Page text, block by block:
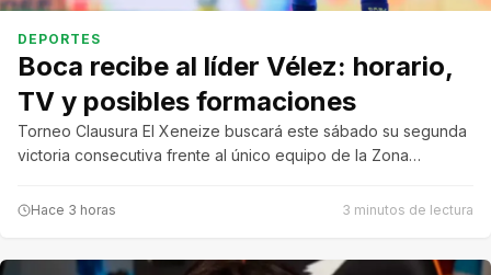
DEPORTES
Boca recibe al líder Vélez: horario,
TV y posibles formaciones
Torneo Clausura El Xeneize buscará este sábado su segunda
victoria consecutiva frente al único equipo de la Zona…
Hace 3 horas 3 minutos de lectura